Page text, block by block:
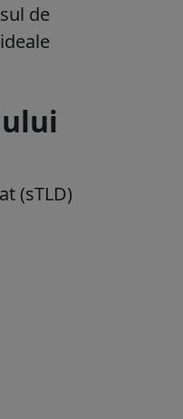
de
(sTLD)